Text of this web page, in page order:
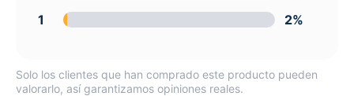
1
2%
Solo los clientes que han comprado este producto pueden
valorarlo, así garantizamos opiniones reales.